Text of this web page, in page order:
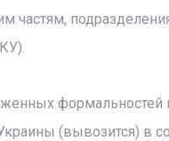
частям,
формальностей
(вывозится) в